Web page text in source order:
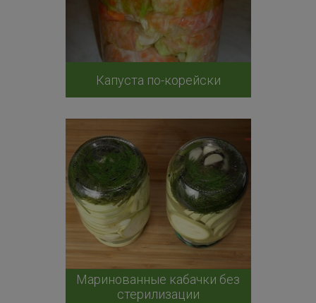
Капуста по-корейски
Маринованные кабачки без
стерилизации